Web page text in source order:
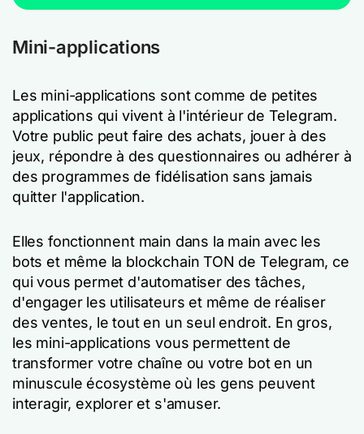
Mini-applications
Les mini-applications sont comme de petites
applications qui vivent à l'intérieur de Telegram.
Votre public peut faire des achats, jouer à des
jeux, répondre à des questionnaires ou adhérer à
des programmes de fidélisation sans jamais
quitter l'application.
Elles fonctionnent main dans la main avec les
bots et même la blockchain TON de Telegram, ce
qui vous permet d'automatiser des tâches,
d'engager les utilisateurs et même de réaliser
des ventes, le tout en un seul endroit. En gros,
les mini-applications vous permettent de
transformer votre chaîne ou votre bot en un
minuscule écosystème où les gens peuvent
interagir, explorer et s'amuser.